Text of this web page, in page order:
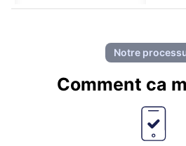
Notre
Comment ca